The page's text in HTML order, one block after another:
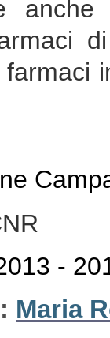
anche
-
Maria